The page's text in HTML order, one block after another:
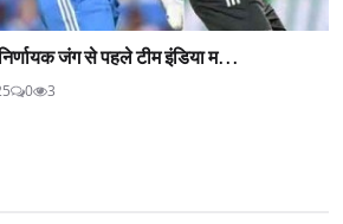
जंग से पहले टीम इंडिया म...
0 3